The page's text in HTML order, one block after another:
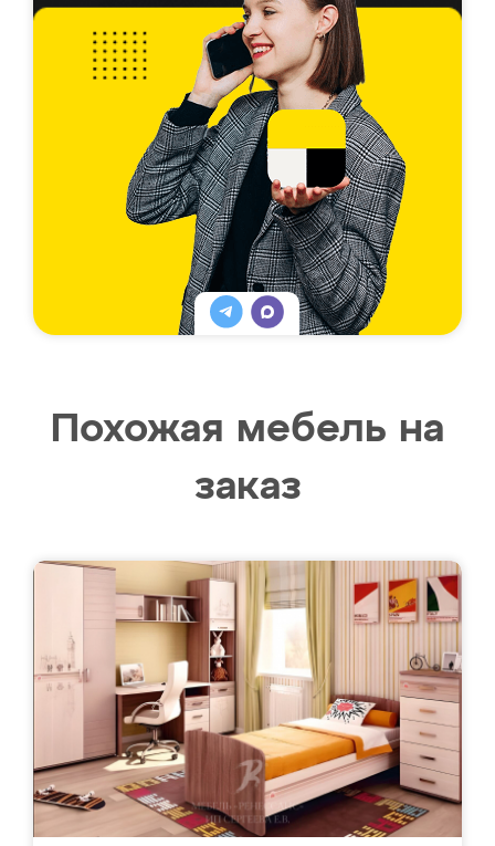
Похожая мебель на
заказ